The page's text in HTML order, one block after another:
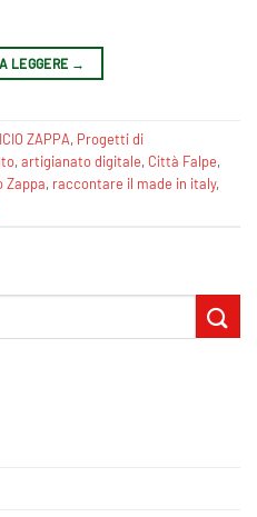
LEGGERE →
ZAPPA, Progetti di
,artigianato digitale, Città Falpe,
Zappa, raccontare il made in italy,